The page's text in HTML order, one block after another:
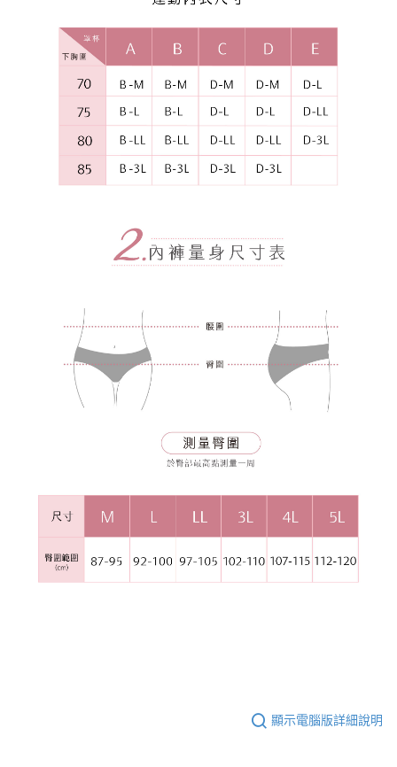
顯示電腦版詳細說明